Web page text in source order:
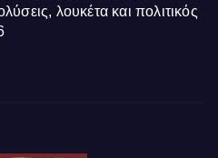
λουκέτα και πολιτικός